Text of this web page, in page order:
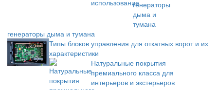
генераторы дыма и тумана
Типы блоков управления для откатных ворот и их
характеристики
Натуральные покрытия
премиального класса для
интерьеров и экстерьеров